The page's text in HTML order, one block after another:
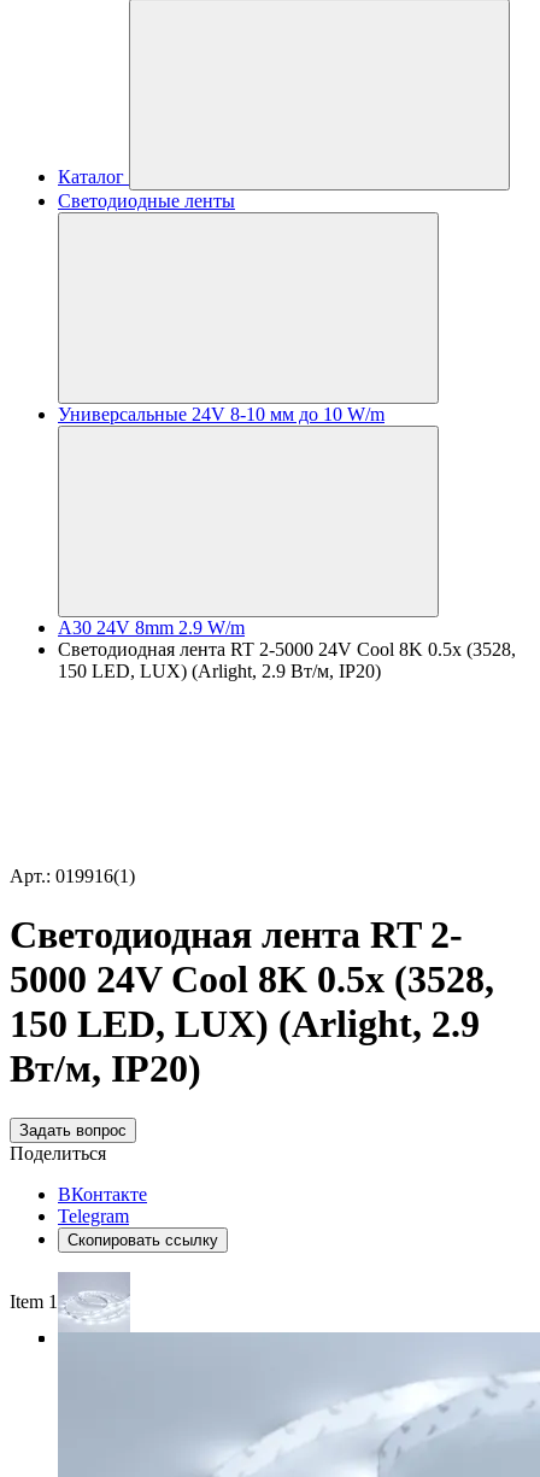
Каталог
Светодиодные ленты
Универсальные 24V 8-10 мм до 10 W/m
A30 24V 8mm 2.9 W/m
Светодиодная лента RT 2-5000 24V Cool 8K 0.5x (3528,
150 LED, LUX) (Arlight, 2.9 Вт/м, IP20)
Арт.: 019916(1)
Светодиодная лента RT 2-
5000 24V Cool 8K 0.5x (3528,
150 LED, LUX) (Arlight, 2.9
Вт/м, IP20)
Задать вопрос
Поделиться
ВКонтакте
Telegram
Скопировать ссылку
Item 1 of 4